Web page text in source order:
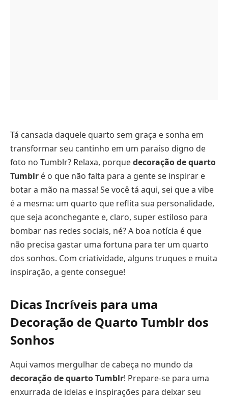
Tá cansada daquele quarto sem graça e sonha em
transformar seu cantinho em um paraíso digno de
foto no Tumblr? Relaxa, porquedecoração de quarto
Tumblr é o que não falta para a gente se inspirar e
botar a mão na massa! Se você tá aqui, sei que a vibe
é a mesma: um quarto que reflita sua personalidade,
que seja aconchegante e, claro, super estiloso para
bombar nas redes sociais, né? A boa notícia é que
não precisa gastar uma fortuna para ter um quarto
dos sonhos. Com criatividade, alguns truques e muita
inspiração, a gente consegue!
Dicas Incríveis para uma
Decoração de Quarto Tumblr dos
Sonhos
Aqui vamos mergulhar de cabeça no mundo da
decoração de quarto Tumblr! Prepare-se para uma
enxurrada de ideias e inspirações para deixar seu